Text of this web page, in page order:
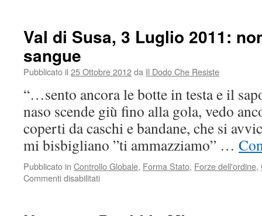
di
Val di Susa, 3 Luglio 2011:
sangue
Pubblicato il 25 Ottobre 2012da Il Dodo Che Resiste
“…sento ancora le botte in testa e il
naso scende giù fino alla gola, vedo
coperti da caschi e bandane, che si
mi bisbigliano ”ti ammazziamo” …
Pubblicato in Controllo Globale, Forma Stato, Forze dell'ordine,
Commenti disabilitatisu